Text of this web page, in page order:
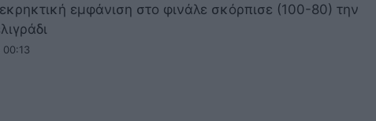
εμφάνιση στο φινάλε σκόρπισε (100-80) την
00:13